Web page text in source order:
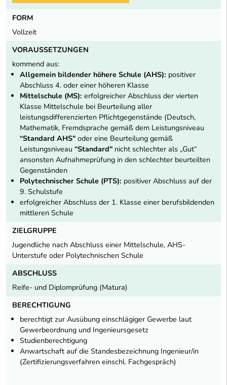
FORM
Vollzeit
VORAUSSETZUNGEN
kommend aus:
Allgemein bildender höhere Schule (AHS): positiver
Abschluss 4. oder einer höheren Klasse
Mittelschule (MS): erfolgreicher Abschluss der vierten
Klasse Mittelschule bei Beurteilung aller
leistungsdifferenzierten Pflichtgegenstände (Deutsch,
Mathematik, Fremdsprache gemäß dem Leistungsniveau
“Standard AHS" oder eine Beurteilung gemäß
Leistungsniveau “Standard" nicht schlechter als „Gut“
ansonsten Aufnahmeprüfung in den schlechter beurteilten
Gegenständen
Polytechnischer Schule (PTS): positiver Abschluss auf der
9. Schulstufe
erfolgreicher Abschluss der 1. Klasse einer berufsbildenden
mittleren Schule
ZIELGRUPPE
Jugendliche nach Abschluss einer Mittelschule, AHS-
Unterstufe oder Polytechnischen Schule
ABSCHLUSS
Reife- und Diplomprüfung (Matura)
BERECHTIGUNG
berechtigt zur Ausübung einschlägiger Gewerbe laut
Gewerbeordnung und Ingenieursgesetz
Studienberechtigung
Anwartschaft auf die Standesbezeichnung Ingenieur/in
(Zertifizierungsverfahren einschl. Fachgespräch)